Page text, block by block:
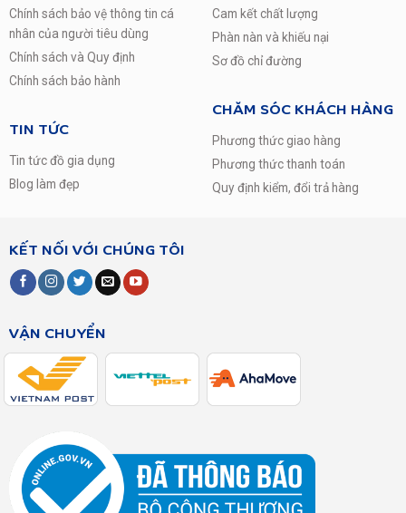
Chính sách bảo vệ thông tin cá
nhân của người tiêu dùng
Chính sách và Quy định
Chính sách bảo hành
TIN TỨC
Tin tức đồ gia dụng
Blog làm đẹp
Cam kết chất lượng
Phàn nàn và khiếu nại
Sơ đồ chỉ đường
CHĂM SÓC KHÁCH HÀNG
Phương thức giao hàng
Phương thức thanh toán
Quy định kiểm, đổi trả hàng
KẾT NỐI VỚI CHÚNG TÔI
VẬN CHUYỂN